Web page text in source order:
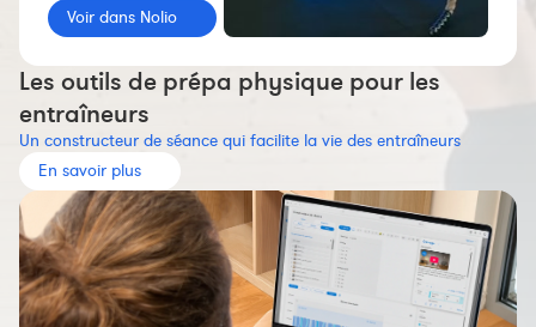
Voir dans Nolio
Les outils de prépa physique pour les
entraîneurs
Un constructeur de séance qui facilite la vie des entraîneurs
En savoir plus